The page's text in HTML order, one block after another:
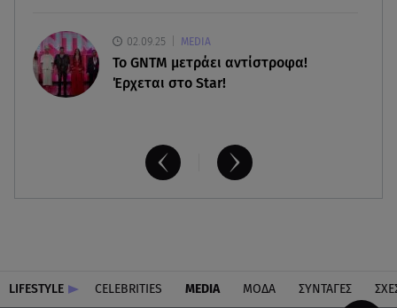
02.09.25 MEDIA
Το GNTM μετράει αντίστροφα!
Έρχεται στο Star!
LIFESTYLE CELEBRITIES MEDIA ΜΟΔΑ ΣΥΝΤΑΓΕΣ